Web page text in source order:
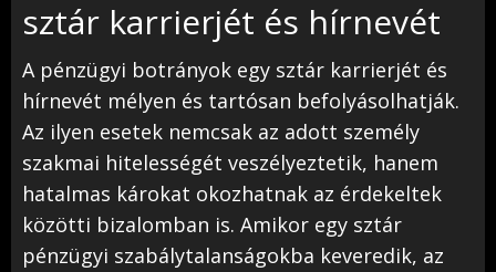
sztár karrierjét és hírnevét
A pénzügyi botrányok egy sztár karrierjét és
hírnevét mélyen és tartósan befolyásolhatják.
Az ilyen esetek nemcsak az adott személy
szakmai hitelességét veszélyeztetik, hanem
hatalmas károkat okozhatnak az érdekeltek
közötti bizalomban is. Amikor egy sztár
pénzügyi szabálytalanságokba keveredik, az